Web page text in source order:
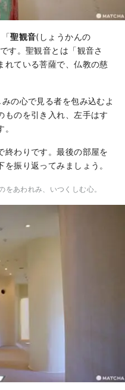
聖観音(しょうかんの
す。聖観音とは「観音さ
れている菩薩で、仏教の慈
の心で見る者を包み込むよ
ものを引き入れ、左手はす
終わりです。最後の部屋を
振り返ってみましょう。
あわれみ、いつくしむ心。